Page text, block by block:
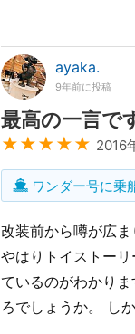
ayaka.
9年前に投稿
最高の一言で
★★★★★ 2016
ワンダー号に乗
改装前から噂が広
やはりトイストー
ているのがわかり
ろでしょうか。 し